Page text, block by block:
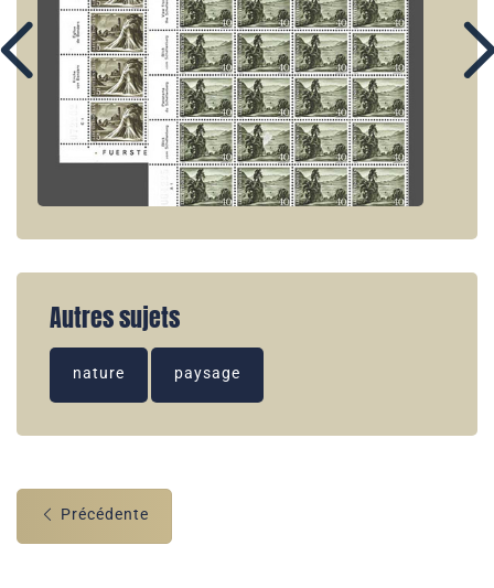
Autres sujets
nature paysage
Précédente